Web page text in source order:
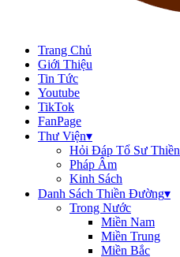
Trang Chủ
Giới Thiệu
Tin Tức
Youtube
TikTok
FanPage
Thư Viện▾
Hỏi Đáp Tổ Sư Thiền
Pháp Âm
Kinh Sách
Danh Sách Thiền Đường▾
Trong Nước
Miền Nam
Miền Trung
Miền Bắc